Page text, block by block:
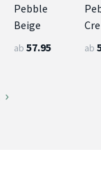
Pebble
Beige
ab 57.95 ab